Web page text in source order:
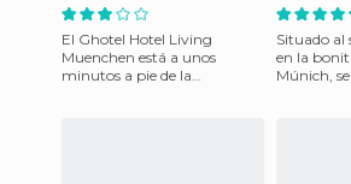
El Ghotel Hotel Living
Muenchen está a unos
minutos a pie de la
Situado al
en la
Múnich,